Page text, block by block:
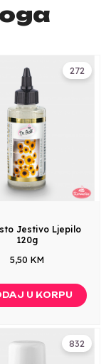
272
Jestivo Ljepilo
120g
5,50 KM
U KORPU
832